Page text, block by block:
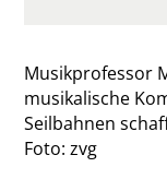
Musikprofessor
musikalische
Seilbahnen
Foto: zvg